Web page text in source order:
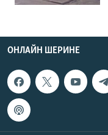
ОНЛАЙН ШЕРИНЕ